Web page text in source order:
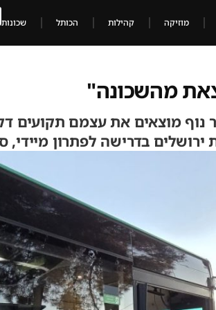
מוזיקה קהילות הכותל שכונות
מהשכונה"
נוף מוצאים את עצמם תקועים
בדרישה לפתרון מיידי,